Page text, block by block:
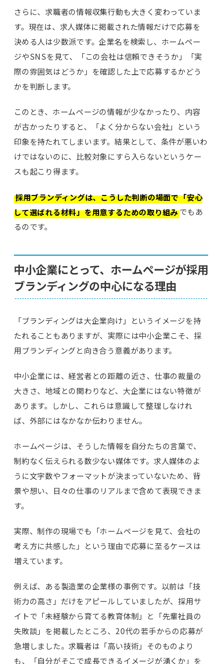
さらに、求職者の情報収集行動も大きく変わっていま
す。現在は、求人媒体に掲載された情報だけで応募を
決める人は少数派です。企業名を検索し、ホームペー
ジやSNSを見て、「この会社は信頼できそうか」「実
際の雰囲気はどうか」を確認した上で応募するかどう
かを判断します。
このとき、ホームページの情報が少なかったり、内容
が古かったりすると、「よく分からない会社」という
印象を持たれてしまいます。結果として、条件が悪いわ
けではないのに、比較対象にすら入らないというケー
スも起こり得ます。
採用ブランディングは、こうした判断の場面で「安心
して選ばれる材料」を用意するための取り組みでもあ
るのです。
中小企業にとって、ホームページが採用
ブランディングの中心になる理由
「ブランディングは大企業向け」というイメージを持
たれることもありますが、実際には中小企業こそ、採
用ブランディングと向き合う意義があります。
中小企業には、経営者との距離の近さ、仕事の裁量の
大きさ、地域との関わりなど、大企業にはない特徴が
あります。しかし、これらは意識して整理しなけれ
ば、外部にはなかなか伝わりません。
ホームページは、そうした情報を自分たちの言葉で、
制約なく伝えられる数少ない媒体です。求人媒体のよ
うに文字数やフォーマットが決まっていないため、背
景や想い、日々の仕事のリアルまで含めて表現できま
す。
実際、制作の現場でも「ホームページを見て、会社の
考え方に共感した」という理由で応募に至るケースは
増えています。
例えば、ある製造業の企業様の事例です。以前は「技
術力の高さ」だけをアピールしていましたが、採用サ
イトで「未経験から育てる教育体制」と「先輩社員の
失敗談」を掲載したところ、20代の若手からの応募が
急増しました。求職者は「高い技術」そのものより
も、「自分がそこで成長できるイメージが湧くか」を